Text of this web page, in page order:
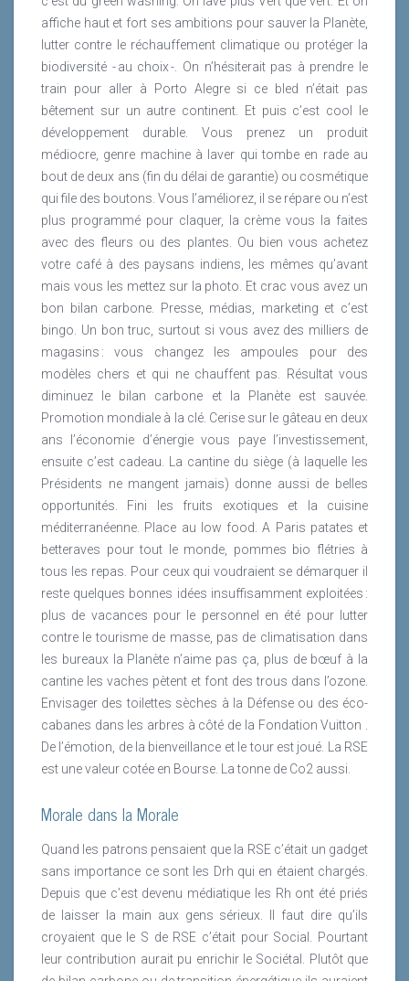
affiche haut et fort ses ambitions pour sauver la Planète,
lutter contre le réchauffement climatique ou protéger la
biodiversité - au choix -. On n’hésiterait pas à prendre le
train pour aller à Porto Alegre si ce bled n’était pas
bêtement sur un autre continent. Et puis c’est cool le
développement durable. Vous prenez un produit
médiocre, genre machine à laver qui tombe en rade au
bout de deux ans (fin du délai de garantie) ou cosmétique
qui file des boutons. Vous l’améliorez, il se répare ou n’est
plus programmé pour claquer, la crème vous la faites
avec des fleurs ou des plantes. Ou bien vous achetez
votre café à des paysans indiens, les mêmes qu’avant
mais vous les mettez sur la photo. Et crac vous avez un
bon bilan carbone. Presse, médias, marketing et c’est
bingo. Un bon truc, surtout si vous avez des milliers de
magasins : vous changez les ampoules pour des
modèles chers et qui ne chauffent pas. Résultat vous
diminuez le bilan carbone et la Planète est sauvée.
Promotion mondiale à la clé. Cerise sur le gâteau en deux
ans l’économie d’énergie vous paye l’investissement,
ensuite c’est cadeau. La cantine du siège (à laquelle les
Présidents ne mangent jamais) donne aussi de belles
opportunités. Fini les fruits exotiques et la cuisine
méditerranéenne. Place au low food. A Paris patates et
betteraves pour tout le monde, pommes bio flétries à
tous les repas. Pour ceux qui voudraient se démarquer il
reste quelques bonnes idées insuffisamment exploitées :
plus de vacances pour le personnel en été pour lutter
contre le tourisme de masse, pas de climatisation dans
les bureaux la Planète n’aime pas ça, plus de bœuf à la
cantine les vaches pètent et font des trous dans l’ozone.
Envisager des toilettes sèches à la Défense ou des éco-
cabanes dans les arbres à côté de la Fondation Vuitton .
De l’émotion, de la bienveillance et le tour est joué. La RSE
est une valeur cotée en Bourse. La tonne de Co2 aussi.
Morale dans la Morale
Quand les patrons pensaient que la RSE c’était un gadget
sans importance ce sont les Drh qui en étaient chargés.
Depuis que c’est devenu médiatique les Rh ont été priés
de laisser la main aux gens sérieux. Il faut dire qu’ils
croyaient que le S de RSE c’était pour Social. Pourtant
leur contribution aurait pu enrichir le Sociétal. Plutôt que